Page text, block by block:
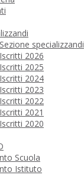
Sezione specializzandi
Iscritti 2026
Iscritti 2025
Iscritti 2024
Iscritti 2023
Iscritti 2022
Iscritti 2021
Iscritti 2020
Scuola
Istituto